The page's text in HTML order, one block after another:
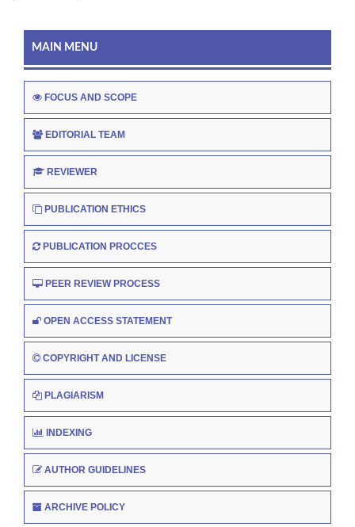
MAIN MENU
FOCUS AND SCOPE
EDITORIAL TEAM
REVIEWER
PUBLICATION ETHICS
PUBLICATION PROCCES
PEER REVIEW PROCESS
OPEN ACCESS STATEMENT
COPYRIGHT AND LICENSE
PLAGIARISM
INDEXING
AUTHOR GUIDELINES
ARCHIVE POLICY